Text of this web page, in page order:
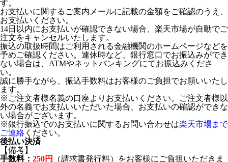
す。
お支払いに関するご案内メールに記載の金額をご確認のうえ、
お支払いください。
14日以内にお支払いが確認できない場合、楽天市場が自動でご
注文をキャンセルいたします。
振込の取扱時間はご利用される金融機関のホームページなどを
予めご確認ください。連休時など、銀行窓口でお振込みができ
ない場合は、ATMやネットバンキングにてお振込みくださ
い。
誠に勝手ながら、振込手数料はお客様のご負担でお願いいたし
ます。
※ご注文者様名義の口座よりお支払いください。ご注文者様以
外の名義でお支払いいただいた場合、お支払いの確認ができな
い場合がございます。
※銀行振込でのお支払いに関するお問い合わせは楽天市場まで
ご連絡 ください。
後払い決済
【備考】
手数料： 250円
（請求書発行料）をお客様にご負担いただきま